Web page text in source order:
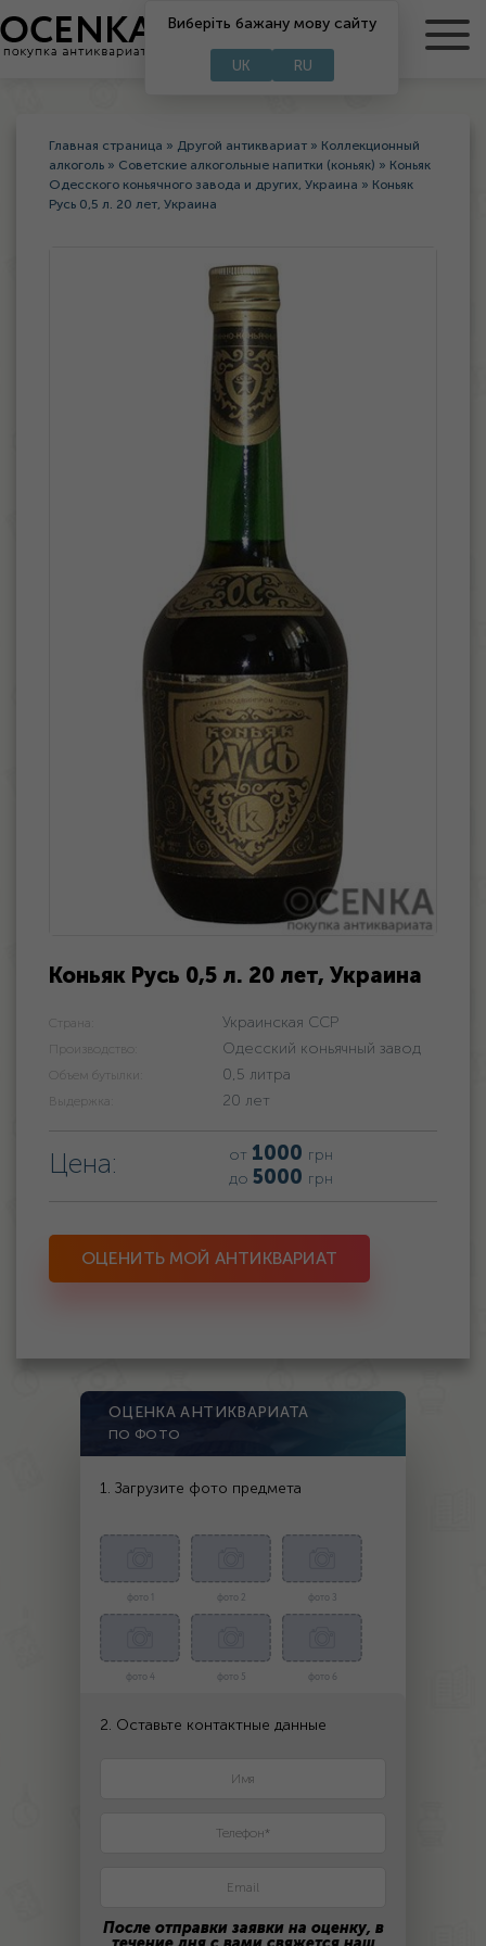
RU
Виберіть бажану мову сайту
UK RU
Главная страница » Другой антиквариат » Коллекционный
алкоголь » Советские алкогольные напитки (коньяк) » Коньяк
Одесского коньячного завода и других, Украина » Коньяк
Русь 0,5 л. 20 лет, Украина
Коньяк Русь 0,5 л. 20 лет, Украина
Страна: Украинская ССР
Производство: Одесский коньячный завод
Объем бутылки: 0,5 литра
Выдержка: 20 лет
Цена: от 1000 грн
до 5000 грн
ОЦЕНИТЬ МОЙ АНТИКВАРИАТ
ОЦЕНКА АНТИКВАРИАТА
ПО ФОТО
1. Загрузите фото предмета
фото 1 фото 2 фото 3
фото 4 фото 5 фото 6
2. Оставьте контактные данные
После отправки заявки на оценку, в